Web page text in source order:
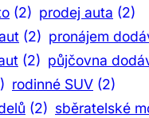
(2) prodej auta (2)
(2) pronájem
(2) půjčovna
rodinné SUV (2)
(2) sběratelské